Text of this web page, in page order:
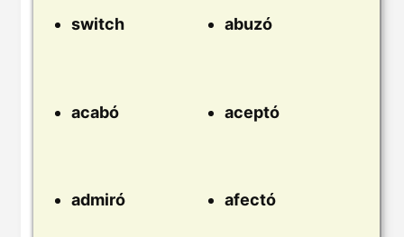
switch abuzó
acabó aceptó
admiró afectó